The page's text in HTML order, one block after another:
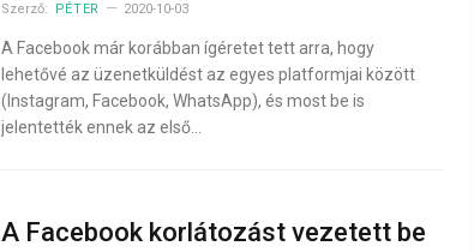
Szerző: PÉTER 2020-10-03
A Facebook már korábban ígéretet tett arra, hogy
lehetővé az üzenetküldést az egyes platformjai között
(Instagram, Facebook, WhatsApp), és most be is
jelentették ennek az első…
A Facebook korlátozást vezetett be